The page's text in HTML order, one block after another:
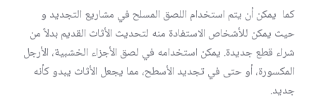
كما يمكن أن يتم استخدام اللصق المسلح في مشاريع التجديد و
حيث يمكن للأشخاص الاستفادة منه لتحديث الأثاث القديم بدلاً من
شراء قطع جديدة. يمكن استخدامه في لصق الأجزاء الخشبية، الأرجل
المكسورة، أو حتى في تجديد الأسطح، مما يجعل الأثاث يبدو كأنه
جديد.